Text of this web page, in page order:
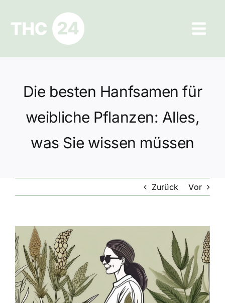
springen
Ratgeber
Hilfe und Kontakt
Datenschutz
Die besten Hanfsamen für
weibliche Pflanzen: Alles,
was Sie wissen müssen
Zurück Vor
Zeige
grösseres
Bild